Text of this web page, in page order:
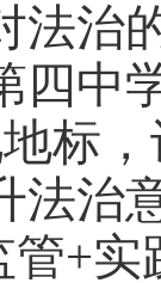
法治
四中
标
法治
管+